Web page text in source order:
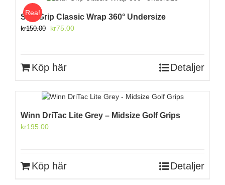
Rea!
Star Grip Classic Wrap 360° Undersize
kr150.00
Det
kr150.00.
kr75.00Det
Köp här Detaljer
Winn DriTac Lite Grey – Midsize Golf Grips
kr195.00
Köp här Detaljer